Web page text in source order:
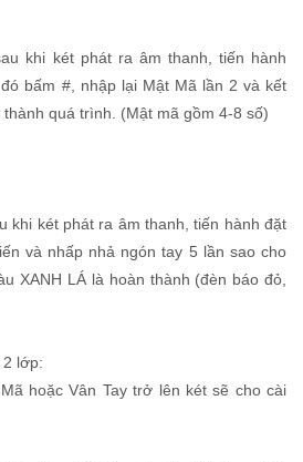
khi két phát ra âm thanh, tiến hành
bấm #, nhập lại Mật Mã lần 2 và kết
quá trình. (Mật mã gồm 4-8 số)
khi két phát ra âm thanh, tiến hành đặt
và nhấp nhả ngón tay 5 lần sao cho
XANH LÁ là hoàn thành (đèn báo đỏ,
lớp:
hoặc Vân Tay trở lên két sẽ cho cài